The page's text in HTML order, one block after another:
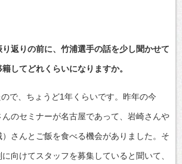
返りの前に、竹浦選手の話を少し聞かせて
してどれくらいになりますか。
ので、ちょうど1年くらいです。昨年の今
のセミナーが名古屋であって、岩崎さんや
さんとご飯を食べる機会がありました。そ
向けてスタッフを募集していると聞いて、